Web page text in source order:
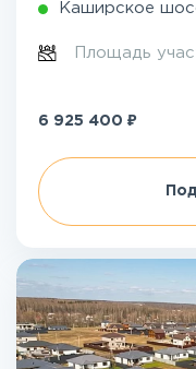
Каширское
Площадь
6 925 400 ₽